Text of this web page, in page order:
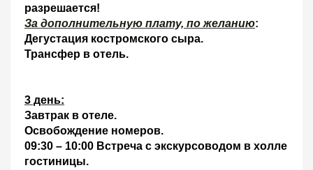
разрешается!
За дополнительную плату, по желанию:
Дегустация костромского сыра.
Трансфер в отель.
3 день:
Завтрак в отеле.
Освобождение номеров.
09:30 – 10:00 Встреча с экскурсоводом в холле
гостиницы.